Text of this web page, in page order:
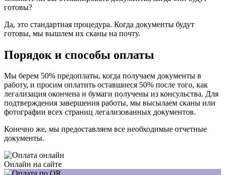
готовы?
Да, это стандартная процедура. Когда документы будут
готовы, мы вышлем их сканы на почту.
Порядок и способы оплаты
Мы берем 50% предоплаты, когда получаем документы в
работу, и просим оплатить оставшиеся 50% после того, как
легализация окончена и бумаги получены из консульства. Для
подтверждения завершения работы, мы высылаем сканы или
фотографии всех страниц легализованных документов.
Конечно же, мы предоставляем все необходимые отчетные
документы.
Онлайн на сайте